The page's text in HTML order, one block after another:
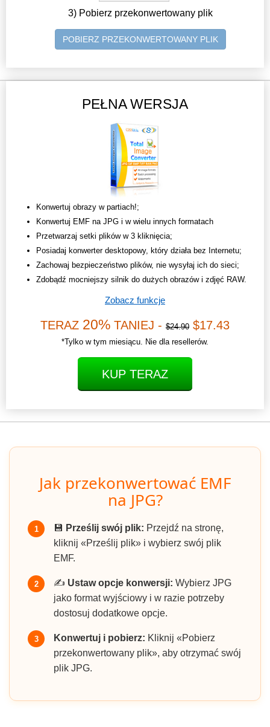
3) Pobierz przekonwertowany plik
POBIERZ PRZEKONWERTOWANY PLIK
PEŁNA WERSJA
Konwertuj obrazy w partiach!;
Konwertuj EMF na JPG i w wielu innych formatach
Przetwarzaj setki plików w 3 kliknięcia;
Posiadaj konwerter desktopowy, który działa bez Internetu;
Zachowaj bezpieczeństwo plików, nie wysyłaj ich do sieci;
Zdobądź mocniejszy silnik do dużych obrazów i zdjęć RAW.
Zobacz funkcje
TERAZ 20% TANIEJ - $24.90 $17.43
*Tylko w tym miesiącu. Nie dla resellerów.
KUP TERAZ
Jak przekonwertować EMF
na JPG?
1 💾 Prześlij swój plik: Przejdź na stronę,
kliknij «Prześlij plik» i wybierz swój plik
EMF.
2 ✍️ Ustaw opcje konwersji: Wybierz JPG
jako format wyjściowy i w razie potrzeby
dostosuj dodatkowe opcje.
3 Konwertuj i pobierz: Kliknij «Pobierz
przekonwertowany plik», aby otrzymać swój
plik JPG.